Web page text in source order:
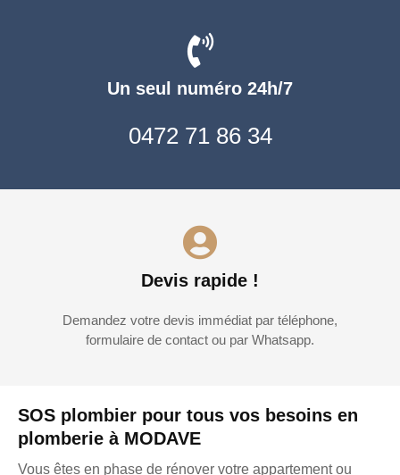
SOS plombier pour tous vos besoins en
plomberie à MODAVE
Vous êtes en phase de rénover votre appartement ou
Un seul numéro 24h/7
0472 71 86 34
Devis rapide !
Demandez votre devis immédiat par téléphone,
formulaire de contact ou par Whatsapp.